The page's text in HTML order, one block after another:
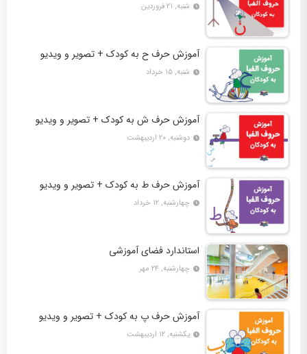
شنبه, ۲۱ فروردین
آموزش حرف ح به کودک + تصویر و ویدیو
شنبه, ۱۵ خرداد
آموزش حرف ش به کودک + تصویر و ویدیو
دوشنبه, ۲۰ اردیبهشت
آموزش حرف ط به کودک + تصویر و ویدیو
چهارشنبه, ۱۲ خرداد
استاندارد فضای آموزشی
چهارشنبه, ۲۴ مهر
آموزش حرف پ به کودک + تصویر و ویدیو
یکشنبه, ۱۲ اردیبهشت